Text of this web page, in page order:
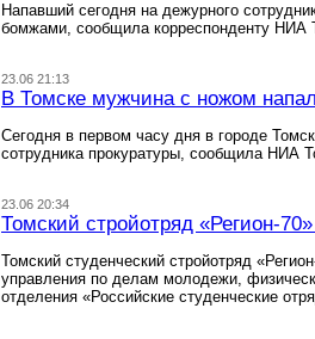
Напавший сегодня на дежурного
бомжами, сообщила корреспонденту НИА
23.06 21:13
В Томске мужчина с ножом напал
Сегодня в первом часу дня в городе
сотрудника прокуратуры, сообщила НИА
23.06 20:34
Томский стройотряд «Регион-
Томский студенческий стройотряд
управления по делам молодежи,
отделения «Российские студенческие